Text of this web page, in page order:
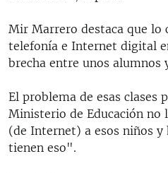
Mir Marrero destaca que lo
telefonía e Internet digital
brecha entre unos alumnos
El problema de esas clases
Ministerio de Educación no
(de Internet) a esos niños y
tienen eso".